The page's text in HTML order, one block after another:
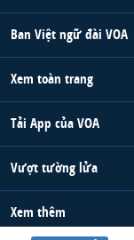
Ban Việt ngữ đài VOA
Xem toàn trang
Tải App của VOA
Vượt tường lửa
Xem thêm